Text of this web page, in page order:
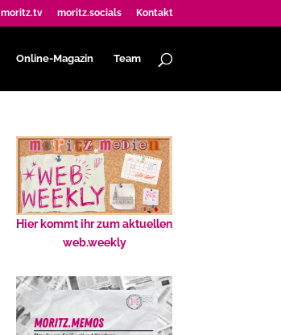
moritz.tv moritz.socials Kontakt
Online-Magazin Team
Hier kommt ihr zum aktuellen
web.weekly